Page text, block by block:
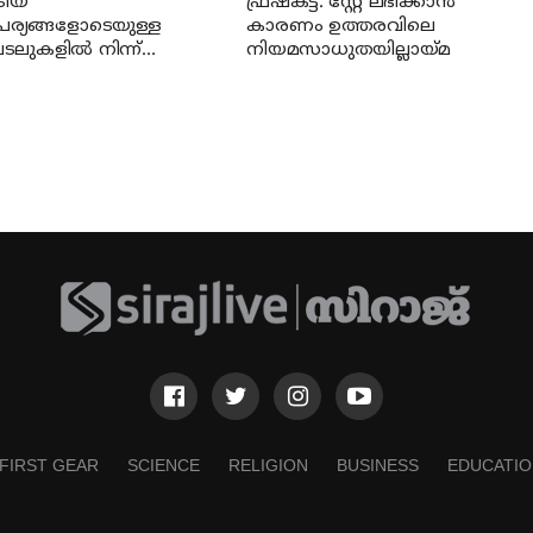
നിന്ന്
കാരണം ഉത്തരവിലെ
നിയമസാധുതയില്ലായ്മ
FIRST GEAR SCIENCE RELIGION BUSINESS